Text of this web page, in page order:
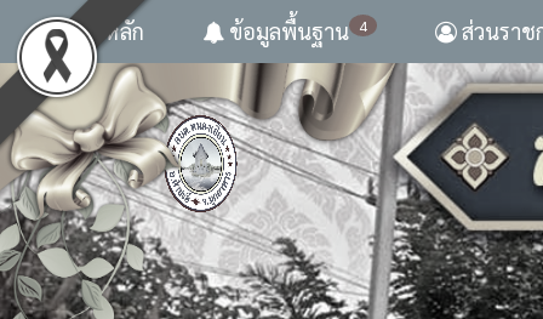
หน้าหลัก 4
ข้อมูลพื้นฐาน ส่วนราช